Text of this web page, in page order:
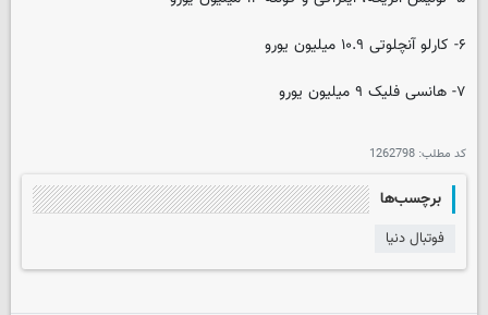
۶- کارلو آنچلوتی ۱۰.۹ میلیون یورو
۷- هانسی فلیک ۹ میلیون یورو
کد مطلب: 1262798
برچسب‌ها
فوتبال دنیا